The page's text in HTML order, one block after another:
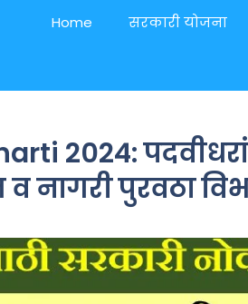
Home सरकारी योजना
2024:
नागरी पुरवठा